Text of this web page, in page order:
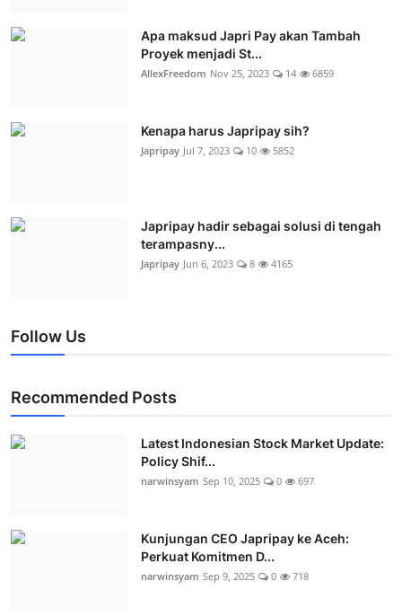
Apa maksud Japri Pay akan Tambah
Proyek menjadi St...
AllexFreedom Nov 25, 2023 14 6859
Kenapa harus Japripay sih?
Japripay Jul 7, 2023 10 5852
Japripay hadir sebagai solusi di tengah
terampasny...
Japripay Jun 6, 2023 8 4165
Follow Us
Recommended Posts
Latest Indonesian Stock Market Update:
Policy Shif...
narwinsyam Sep 10, 2025 0 697
Kunjungan CEO Japripay ke Aceh:
Perkuat Komitmen D...
narwinsyam Sep 9, 2025 0 718